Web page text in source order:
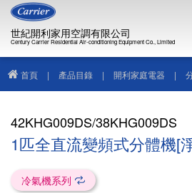
世紀開利家用空調有限公司
Century Carrier Residential Air-conditioning Equipment Co., Limited
首頁 | 產品目錄 | 開利家庭電器 |
42KHG009DS/38KHG009DS
1匹全直流變頻式分體機[
冷氣機系列